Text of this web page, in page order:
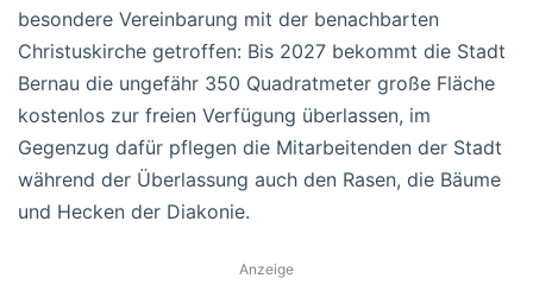
besondere Vereinbarung mit der benachbarten
Christuskirche getroffen: Bis 2027 bekommt die Stadt
Bernau die ungefähr 350 Quadratmeter große Fläche
kostenlos zur freien Verfügung überlassen, im
Gegenzug dafür pflegen die Mitarbeitenden der Stadt
während der Überlassung auch den Rasen, die Bäume
und Hecken der Diakonie.
Anzeige